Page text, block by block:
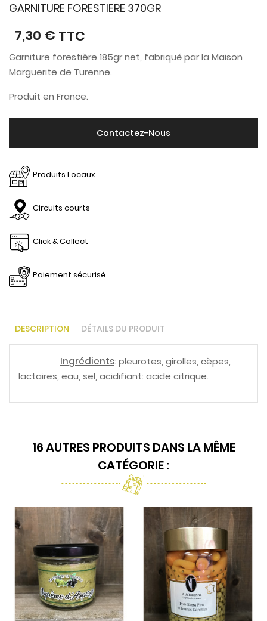
GARNITURE FORESTIERE 370GR
7,30 € TTC
Garniture forestière 185gr net, fabriqué par la Maison
Marguerite de Turenne.
Produit en France.
Contactez-Nous
Produits Locaux
Circuits courts
Click & Collect
Paiement sécurisé
DESCRIPTION DÉTAILS DU PRODUIT
Ingrédients: pleurotes, girolles, cèpes,
lactaires, eau, sel, acidifiant: acide citrique.
16 AUTRES PRODUITS DANS LA MÊME
CATÉGORIE :